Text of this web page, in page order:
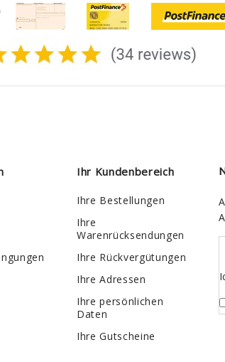
Ihr Kundenbereich
Ihre Bestellungen
Ihre
Warenrücksendungen
Ihre Rückvergütungen
Ihre Adressen
Ihre persönlichen
Daten
Ihre Gutscheine